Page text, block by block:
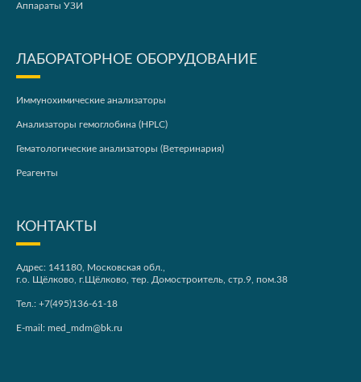
Аппараты УЗИ
ЛАБОРАТОРНОЕ ОБОРУДОВАНИЕ
Иммунохимические анализаторы
Анализаторы гемоглобина (HPLC)
Гематологические анализаторы (Ветеринария)
Реагенты
КОНТАКТЫ
Адрес: 141180, Московская обл.,
г.о. Щёлково, г.Щёлково, тер. Домостроитель, стр.9, пом.38
Тел.: +7(495)136-61-18
E-mail: med_mdm@bk.ru